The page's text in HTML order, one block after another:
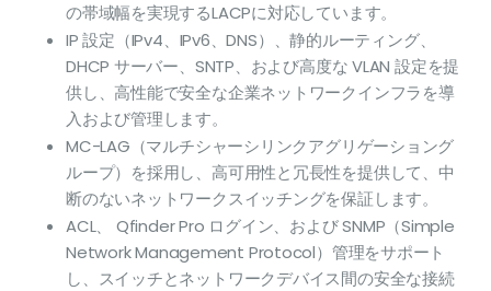
の帯域幅を実現するLACPに対応しています。
IP 設定（IPv4、IPv6、DNS）、静的ルーティング、
DHCP サーバー、SNTP、および高度な VLAN 設定を提
供し、高性能で安全な企業ネットワークインフラを導
入および管理します。
MC-LAG（マルチシャーシリンクアグリゲーショング
ループ）を採用し、高可用性と冗長性を提供して、中
断のないネットワークスイッチングを保証します。
ACL、 Qfinder Pro ログイン、および SNMP（Simple
Network Management Protocol）管理をサポート
し、スイッチとネットワークデバイス間の安全な接続